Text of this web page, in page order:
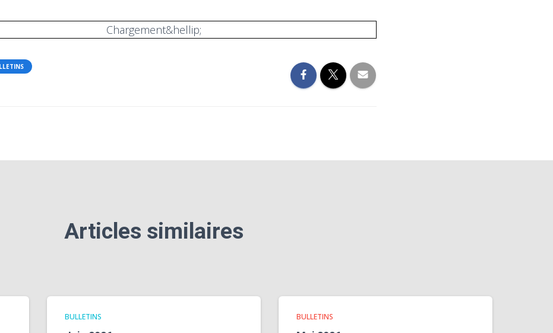
Chargement&hellip;
Articles similaires
BULLETINS BULLETINS